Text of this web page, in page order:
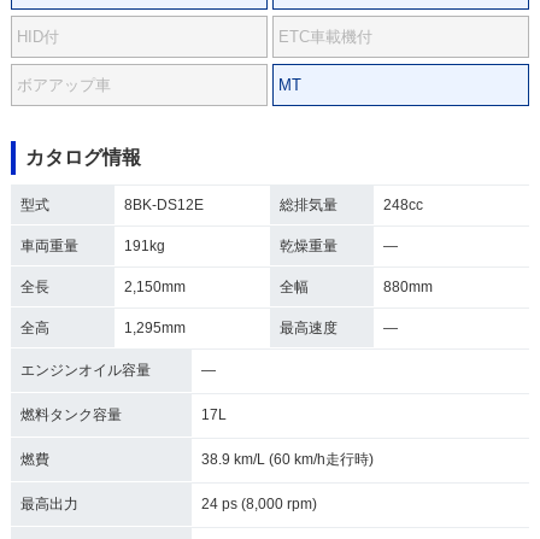
HID付 ETC車載機付
ボアアップ車 MT
カタログ情報
型式 8BK-DS12E 総排気量 248cc
車両重量 191kg 乾燥重量 ―
全長 2,150mm 全幅 880mm
全高 1,295mm 最高速度 ―
エンジンオイル容量 ―
燃料タンク容量 17L
燃費 38.9 km/L (60 km/h走行時)
最高出力 24 ps (8,000 rpm)